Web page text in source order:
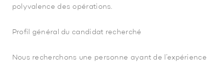
polyvalence des opérations.
Profil général du candidat recherché
Nous recherchons une personne ayant de l’expérience